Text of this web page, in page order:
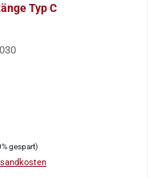
Typ C
gespart)